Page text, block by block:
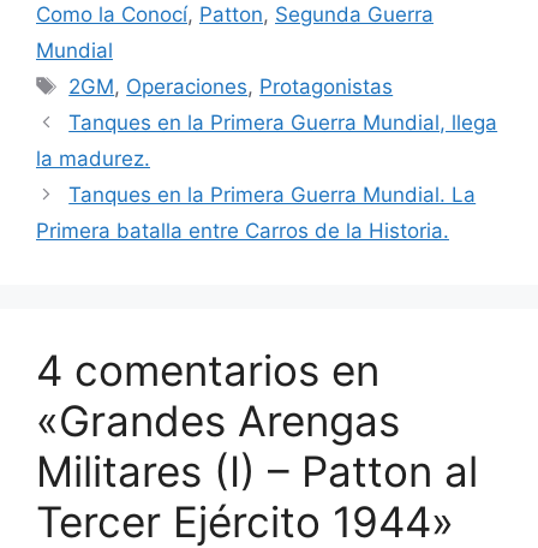
Como la Conocí, Patton, Segunda Guerra
Mundial
Etiquetas
2GM, Operaciones, Protagonistas
Tanques en la Primera Guerra Mundial, llega
la madurez.
Tanques en la Primera Guerra Mundial. La
Primera batalla entre Carros de la Historia.
4 comentarios en
«Grandes Arengas
Militares (I) – Patton al
Tercer Ejército 1944»